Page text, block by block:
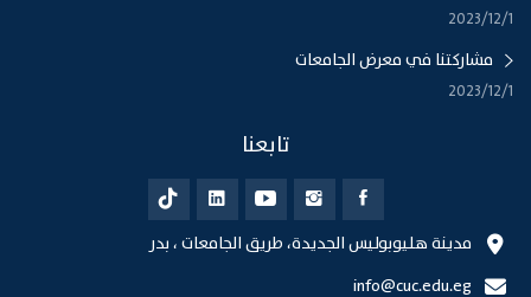
1‏‏/12‏‏/2023
مشاركتنا في معرض الجامعات
1‏‏/12‏‏/2023
تابعنا
مدينة هليوبوليس الجديدة، طريق الجامعات ، بدر
info@cuc.edu.eg